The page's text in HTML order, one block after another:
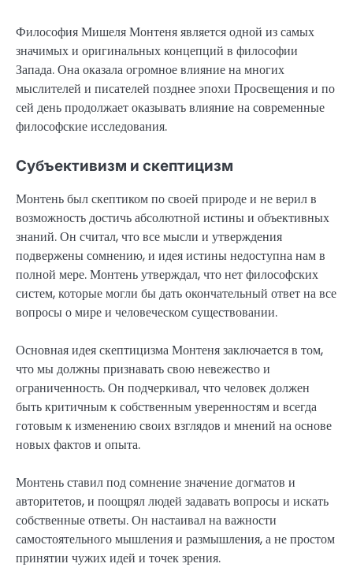
Философия Мишеля Монтеня является одной из самых
значимых и оригинальных концепций в философии
Запада. Она оказала огромное влияние на многих
мыслителей и писателей позднее эпохи Просвещения и по
сей день продолжает оказывать влияние на современные
философские исследования.
Субъективизм и скептицизм
Монтень был скептиком по своей природе и не верил в
возможность достичь абсолютной истины и объективных
знаний. Он считал, что все мысли и утверждения
подвержены сомнению, и идея истины недоступна нам в
полной мере. Монтень утверждал, что нет философских
систем, которые могли бы дать окончательный ответ на все
вопросы о мире и человеческом существовании.
Основная идея скептицизма Монтеня заключается в том,
что мы должны признавать свою невежество и
ограниченность. Он подчеркивал, что человек должен
быть критичным к собственным уверенностям и всегда
готовым к изменению своих взглядов и мнений на основе
новых фактов и опыта.
Монтень ставил под сомнение значение догматов и
авторитетов, и поощрял людей задавать вопросы и искать
собственные ответы. Он настаивал на важности
самостоятельного мышления и размышления, а не простом
принятии чужих идей и точек зрения.